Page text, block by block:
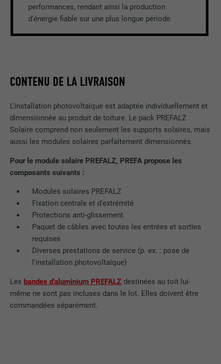
performances, rendant ainsi la production
d'énergie fiable sur une plus longue période.
CONTENU DE LA LIVRAISON
L'installation photovoltaïque est adaptée individuellement et
dimensionnée au produit de toiture. Le pack PREFALZ
Solaire comprend non seulement les supports solaires, mais
aussi les modules solaires parfaitement dimensionnés.
Pour le module solaire PREFALZ, PREFA propose les
composants suivants :
Modules solaires PREFALZ
Fixation centrale et d'extrémité
Protections anti-glissement
Paquet de câbles avec toutes les entrées et sorties
requises
Diverses prestations de service (p. ex. : pose de
l'installation photovoltaïque)
Les bandes d'aluminium PREFALZ destinées au toit lui-
même ne sont pas incluses dans le lot. Elles doivent être
commandées séparément.